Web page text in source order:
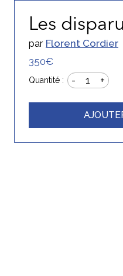
Les
par Florent Cordier
350€
Quantité : - 1 +